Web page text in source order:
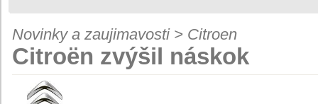
Novinky a zaujimavosti > Citroen
Citroën zvýšil náskok